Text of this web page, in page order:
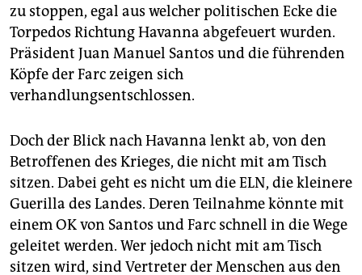
zu stoppen, egal aus welcher politischen Ecke die
Torpedos Richtung Havanna abgefeuert wurden.
Präsident Juan Manuel Santos und die führenden
Köpfe der Farc zeigen sich
verhandlungsentschlossen.
Doch der Blick nach Havanna lenkt ab, von den
Betroffenen des Krieges, die nicht mit am Tisch
sitzen. Dabei geht es nicht um die ELN, die kleinere
Guerilla des Landes. Deren Teilnahme könnte mit
einem OK von Santos und Farc schnell in die Wege
geleitet werden. Wer jedoch nicht mit am Tisch
sitzen wird, sind Vertreter der Menschen aus den